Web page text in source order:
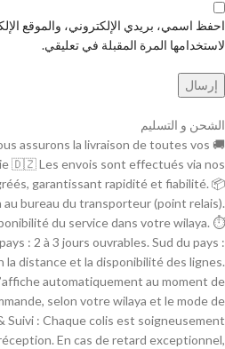
احفظ اسمي، بريدي الإلكتروني، والموقع
لاستخدامها المرة المقبلة في تعليقي.
الشحن و التسليم
assurons la livraison de toutes vos
🇩🇿 Les envois sont effectués via nos
garantissant rapidité et fiabilité. 📦
au bureau du transporteur (point relais).
du service dans votre wilaya. ⏱
: 2 à 3 jours ouvrables. Sud du pays :
la distance et la disponibilité des lignes.
automatiquement au moment de
selon votre wilaya et le mode de
Suivi : Chaque colis est soigneusement
En cas de retard exceptionnel,